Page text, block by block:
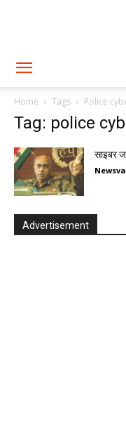
Home Tags Police
Tag: police
साइबर
Advertisement